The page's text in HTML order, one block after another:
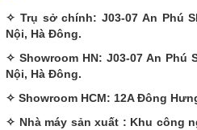
✧ Trụ sở chính: J03-07 An Phú
Nội, Hà Đông.
✧ Showroom HN: J03-07 An Phú
Nội, Hà Đông.
✧ Showroom HCM: 12A Đông
✧ Nhà máy sản xuất : Khu công